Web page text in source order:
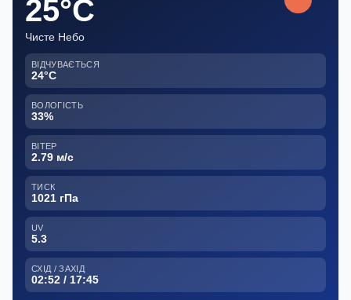
25°C
Чисте Небо
ВІДЧУВАЄТЬСЯ
24°C
ВОЛОГІСТЬ
33%
ВІТЕР
2.79 м/с
ТИСК
1021 гПа
UV
5.3
СХІД / ЗАХІД
02:52 / 17:45